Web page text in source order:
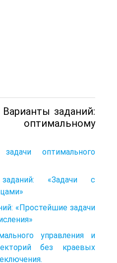
заданий:
оптимального
«Задачи с
«Простейшие задачи
управления и
без краевых